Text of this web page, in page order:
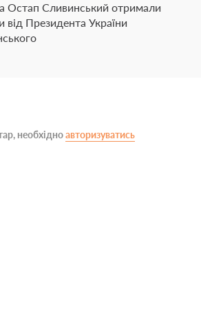
Остап Сливинський отримали
від Президента України
необхідноавторизуватись